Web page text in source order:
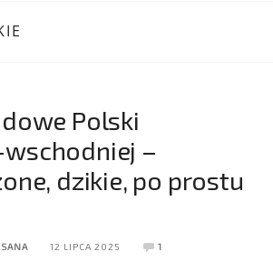
Polski
–
dzikie, po prostu
12 LIPCA 2025 1